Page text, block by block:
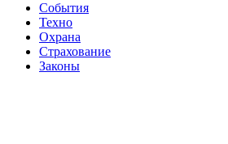
События
Техно
Охрана
Страхование
Законы